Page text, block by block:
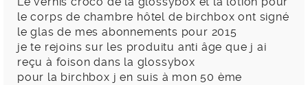
le corps de chambre hôtel de birchbox ont signé
le glas de mes abonnements pour 2015
je te rejoins sur les produitu anti âge que j ai
reçu à foison dans la glossybox
pour la birchbox j en suis à mon 50 ème